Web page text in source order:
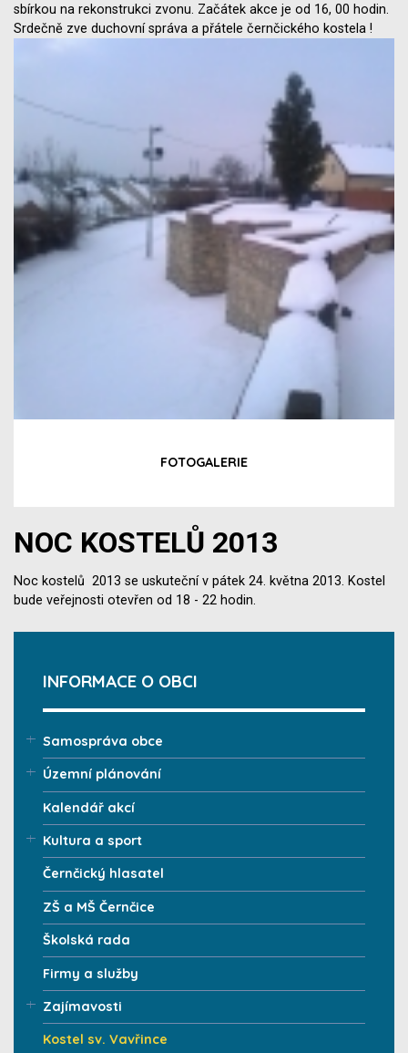
sbírkou na rekonstrukci zvonu. Začátek akce je od 16, 00 hodin.
Srdečně zve duchovní správa a přátele černčického kostela !
FOTOGALERIE
NOC KOSTELŮ 2013
Noc kostelů 2013 se uskuteční v pátek 24. května 2013. Kostel
bude veřejnosti otevřen od 18 - 22 hodin.
INFORMACE O OBCI
Samospráva obce
Územní plánování
Kalendář akcí
Kultura a sport
Černčický hlasatel
ZŠ a MŠ Černčice
Školská rada
Firmy a služby
Zajímavosti
Kostel sv. Vavřince